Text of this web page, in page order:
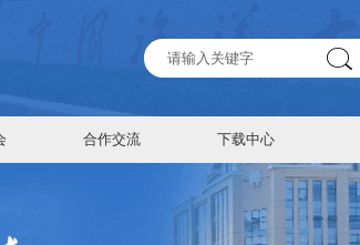
合作交流 下载中心